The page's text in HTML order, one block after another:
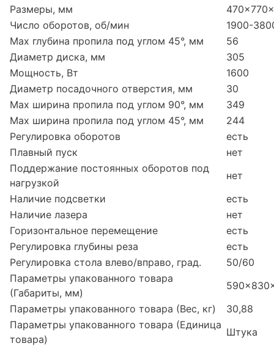
Размеры, мм
Число оборотов, об/мин
1900-
Max глубина пропила под углом 45°, мм
56
Диаметр диска, мм
305
Мощность, Вт
1600
Диаметр посадочного отверстия, мм
30
Max ширина пропила под углом 90°, мм
349
Max ширина пропила под углом 45°, мм
244
Регулировка оборотов
есть
Плавный пуск
нет
Поддержание постоянных оборотов под
нагрузкой
нет
Наличие подсветки
есть
Наличие лазера
нет
Горизонтальное перемещение
есть
Регулировка глубины реза
есть
Регулировка стола влево/вправо, град.
50/60
Параметры упакованного товара
(Габариты, мм)
Параметры упакованного товара (Вес, кг)
30,88
Параметры упакованного товара (Единица
товара)
Штука